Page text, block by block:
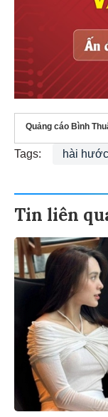
Quảng cáo Bình
Tags: hài hước
Tin liên